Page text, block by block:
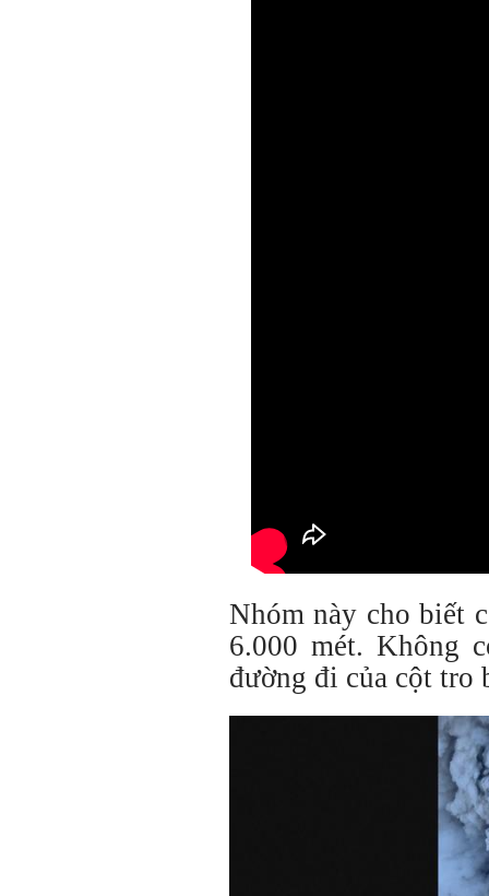
Nhóm này cho biết
6.000 mét. Không
đường đi của cột tro